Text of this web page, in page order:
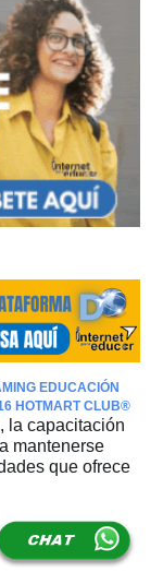
EDUCACIÓN
HOTMARTCLUB®️
la capacitación
mantenerse
que ofrece